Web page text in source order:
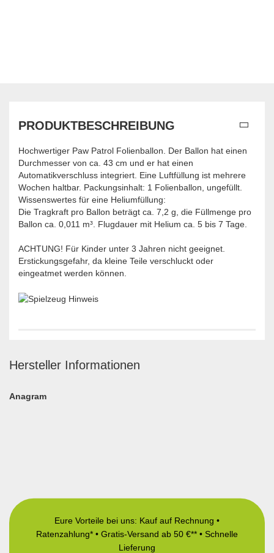
PRODUKTBESCHREIBUNG
Hochwertiger Paw Patrol Folienballon. Der Ballon hat einen
Durchmesser von ca. 43 cm und er hat einen
Automatikverschluss integriert. Eine Luftfüllung ist mehrere
Wochen haltbar. Packungsinhalt: 1 Folienballon, ungefüllt.
Wissenswertes für eine Heliumfüllung:
Die Tragkraft pro Ballon beträgt ca. 7,2 g, die Füllmenge pro
Ballon ca. 0,011 m³. Flugdauer mit Helium ca. 5 bis 7 Tage.
ACHTUNG! Für Kinder unter 3 Jahren nicht geeignet.
Erstickungsgefahr, da kleine Teile verschluckt oder
eingeatmet werden können.
Hersteller Informationen
Anagram
Eure Vorteile bei uns: Kauf auf Rechnung •
Ratenzahlung* • Gratis-Versand ab 50 €** • Schnelle
Lieferung